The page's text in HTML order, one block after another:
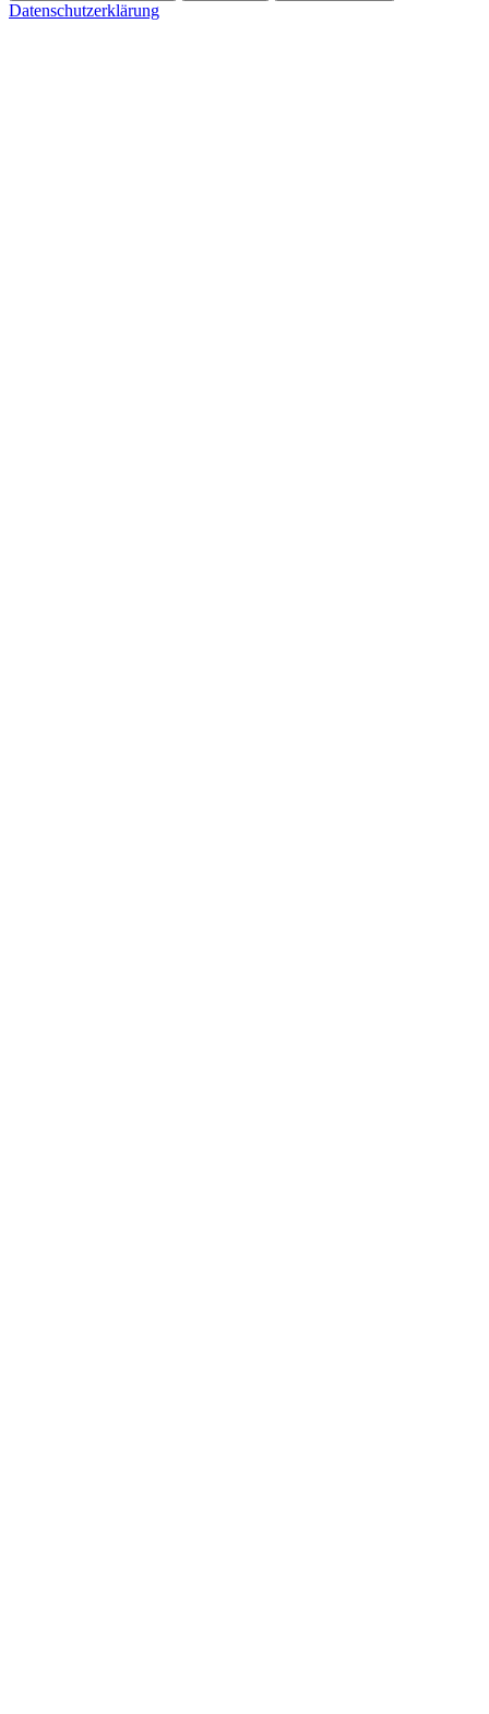
Datenschutzerklärung